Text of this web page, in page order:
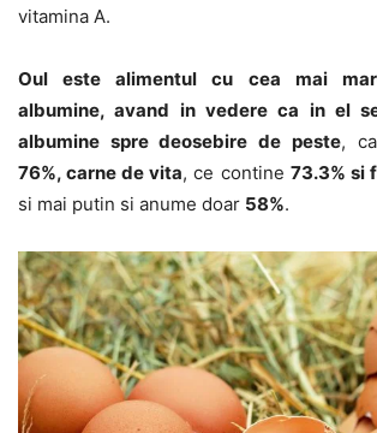
vitamina A.
Oul este alimentul cu cea mai
albumine, avand in vedere ca in el
albumine spre deosebire de peste,
76%, carne de vita, ce contine 73.3% si
si mai putin si anume doar 58%.